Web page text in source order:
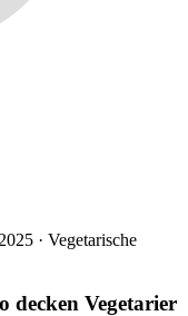
· Vegetarische
decken Vegetarier